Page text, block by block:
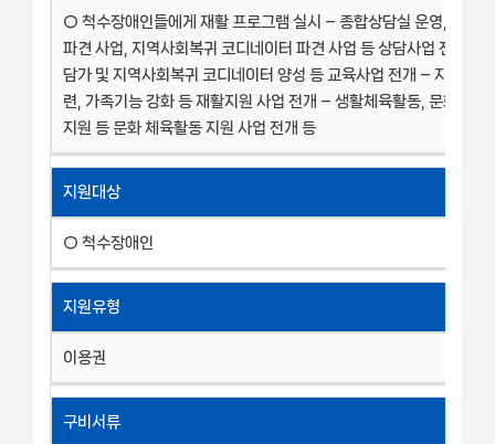
○ 척수장애인들에게 재활 프로그램 실시 – 종합상담실 운영, 동료
파견 사업, 지역사회복귀 코디네이터 파견 사업 등 상담사업 전개 –
담가 및 지역사회복귀 코디네이터 양성 등 교육사업 전개 – 지역사
련, 가족기능 강화 등 재활지원 사업 전개 – 생활체육활동, 문화. 여
지원 등 문화 체육활동 지원 사업 전개 등
지원대상
○ 척수장애인
지원유형
이용권
구비서류